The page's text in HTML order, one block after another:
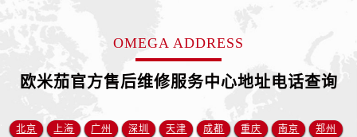
安徽省马鞍山市雨山区湖南西路欧米茄售后服务中心（需提前预约）
安徽省铜陵市铜官区石城大道欧米茄售后服务中心（需提前预约）
OMEGA ADDRESS
欧米茄官方售后维修服务中心地址电话查询
北京 上海 广州 深圳 天津 成都 重庆 南京 郑州